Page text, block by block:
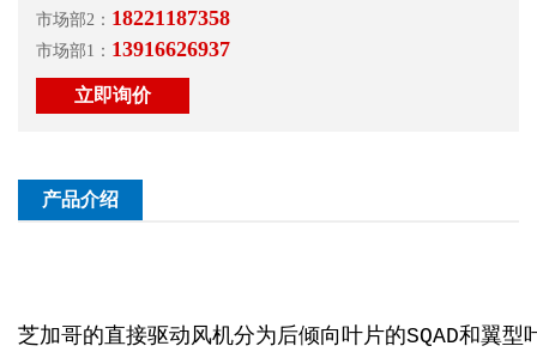
市场部2： 18221187358
市场部1： 13916626937
立即询价
产品介绍
芝加哥的直接驱动风机分为后倾向叶片的SQAD和翼型